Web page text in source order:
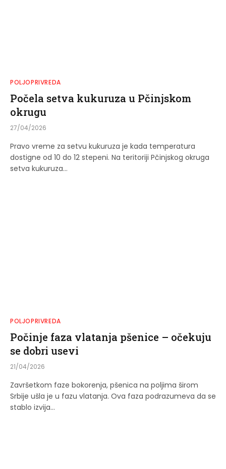
POLJOPRIVREDA
Počela setva kukuruza u Pčinjskom
okrugu
27/04/2026
Pravo vreme za setvu kukuruza je kada temperatura
dostigne od 10 do 12 stepeni. Na teritoriji Pčinjskog okruga
setva kukuruza…
POLJOPRIVREDA
Počinje faza vlatanja pšenice – očekuju
se dobri usevi
21/04/2026
Završetkom faze bokorenja, pšenica na poljima širom
Srbije ušla je u fazu vlatanja. Ova faza podrazumeva da se
stablo izvija…